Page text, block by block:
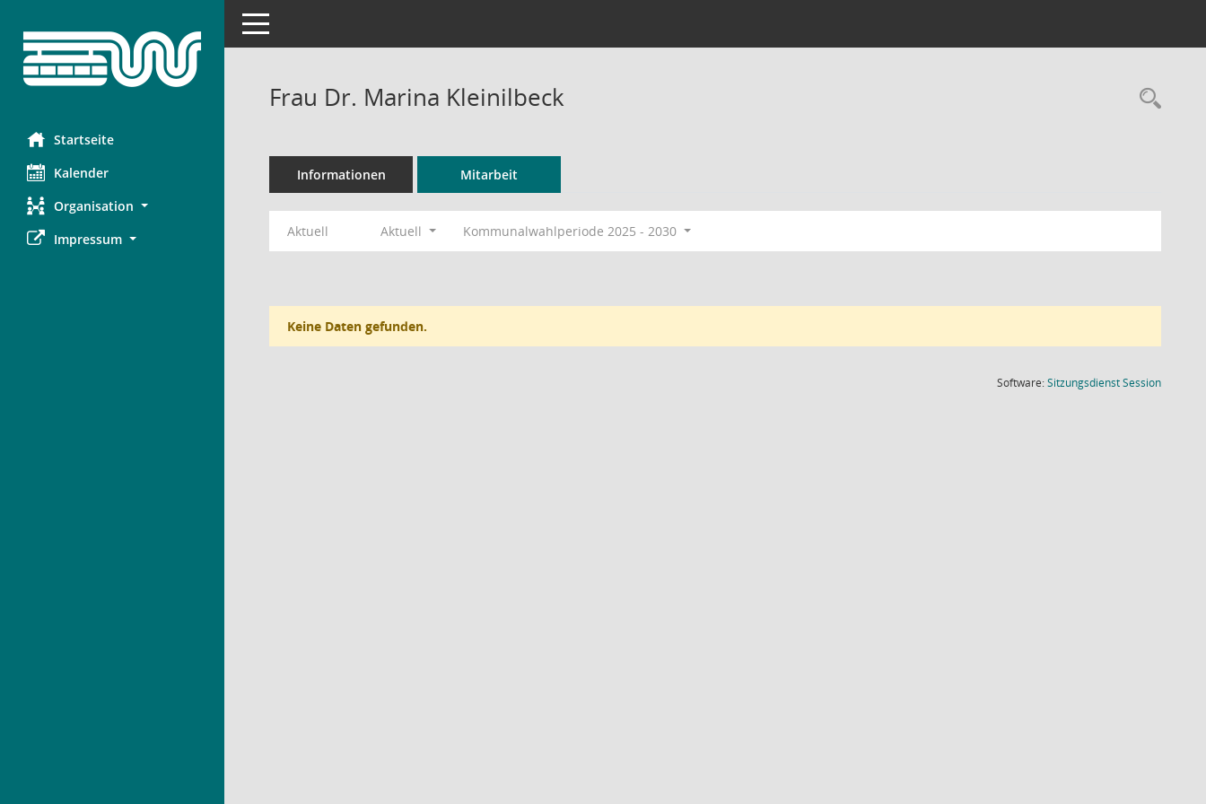
Startseite
Kalender
Organisation
Impressum
Toggle navigation
Frau Dr. Marina Kleinilbeck
Informationen Mitarbeit
Aktuell Aktuell Kommunalwahlperiode 2025 - 2030
Keine Daten gefunden.
Software:SitzungsdienstSession(Wird in